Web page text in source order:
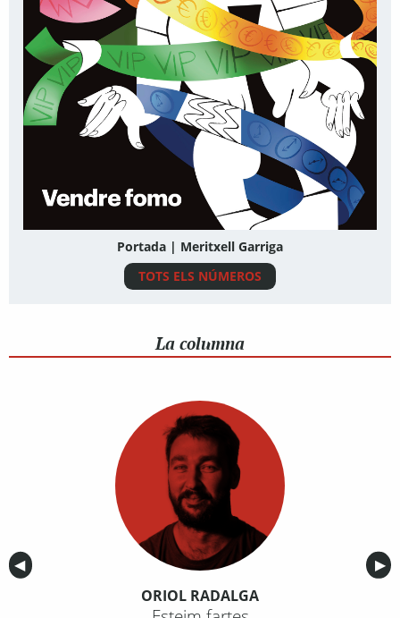
Portada | Meritxell Garriga
TOTS ELS NÚMEROS
La columna
Anterior
◀︎ ▶︎
ORIOL RADALGA